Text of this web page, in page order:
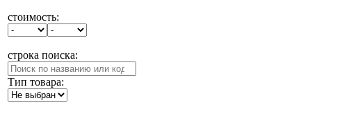
стоимость:
строка поиска:
Тип товара: